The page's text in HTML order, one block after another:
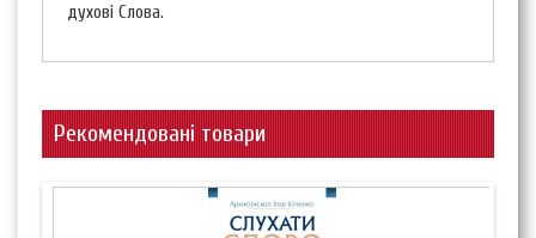
духові Слова.
Рекомендовані товари